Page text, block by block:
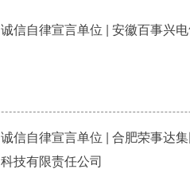
诚信自律宣言单位 | 安徽百事兴
诚信自律宣言单位 | 合肥荣事达
科技有限责任公司